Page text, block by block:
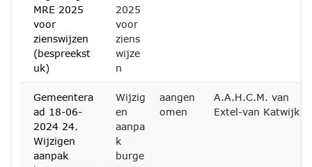
MRE 2025
voor
zienswijzen
(bespreekst
uk)
2025
voor
ziens
wijze
n
Gemeentera
ad 18-06-
2024 24.
Wijzigen
aanpak
Wijzig
en
aanpa
k
burge
aangen
omen
A.A.H.C.M. van
Extel-van Katwijk